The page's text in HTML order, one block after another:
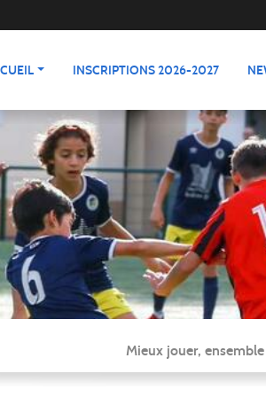
INSCRIPTIONS 2026-2027
Mieux jouer, ensemble